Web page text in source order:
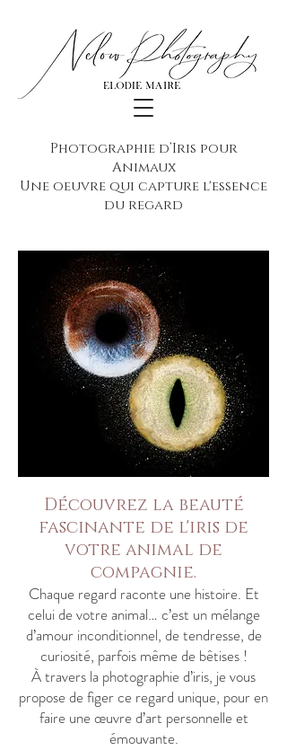
Photographie d’Iris pour
Animaux
Une oeuvre qui capture l'essence
du regard
Découvrez la beauté
fascinante de l'iris de
votre animal de
compagnie.
Chaque regard raconte une histoire. Et
celui de votre animal… c’est un mélange
d’amour inconditionnel, de tendresse, de
curiosité, parfois même de bêtises !
À travers la photographie d’iris, je vous
propose de figer ce regard unique, pour en
faire une œuvre d’art personnelle et
émouvante.